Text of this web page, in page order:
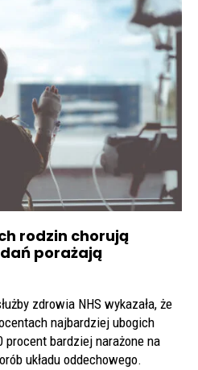
rodzin chorują
porażają
zdrowia NHS wykazała, że
najbardziej ubogich
procent bardziej narażone na
układu oddechowego.